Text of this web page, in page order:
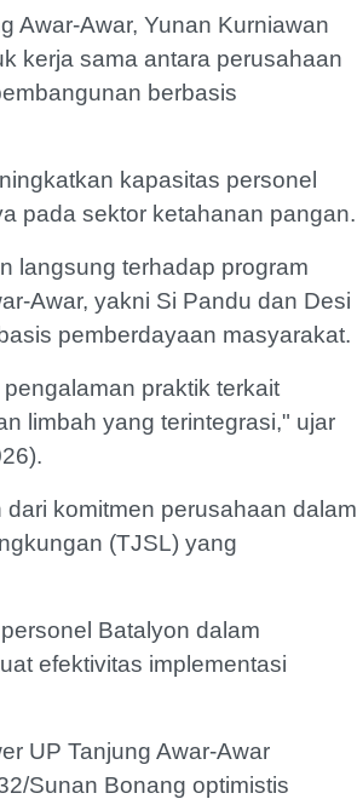
Awar-Awar, Yunan Kurniawan
kerja sama antara perusahaan
berbasis
kapasitas personel
pada sektor ketahanan pangan.
langsung terhadap program
Awar, yakni Si Pandu dan Desi
pemberdayaan masyarakat.
praktik terkait
limbah yang terintegrasi," ujar
komitmen perusahaan dalam
(TJSL) yang
Batalyon dalam
efektivitas implementasi
UP Tanjung Awar-Awar
Sunan Bonang optimistis